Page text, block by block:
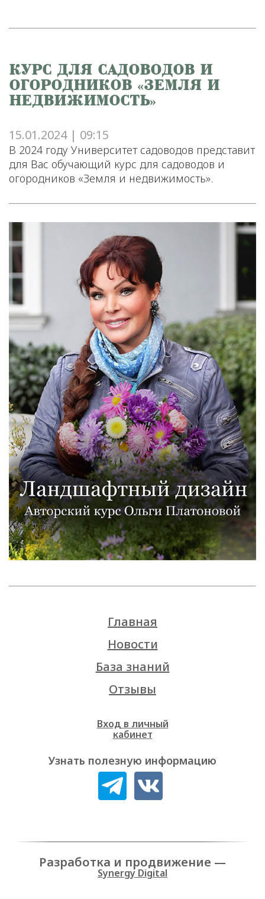
КУРС ДЛЯ САДОВОДОВ И
ОГОРОДНИКОВ «ЗЕМЛЯ И
НЕДВИЖИМОСТЬ»
15.01.2024 | 09:15
В 2024 году Университет садоводов представит
для Вас обучающий курс для садоводов и
огородников «Земля и недвижимость».
Главная
Новости
База знаний
Отзывы
Вход в личный
кабинет
Узнать полезную информацию
Разработка и продвижение —
Synergy Digital